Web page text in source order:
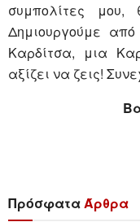
συμπολίτες
Δημιουργούμε
Καρδίτσα, μια
αξίζει να ζεις!
ΠρόσφαταΆρθρα